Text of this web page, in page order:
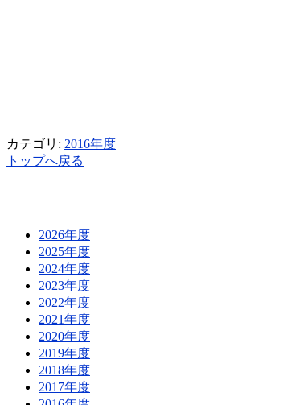
カテゴリ: 2016年度
トップへ戻る
2026年度
2025年度
2024年度
2023年度
2022年度
2021年度
2020年度
2019年度
2018年度
2017年度